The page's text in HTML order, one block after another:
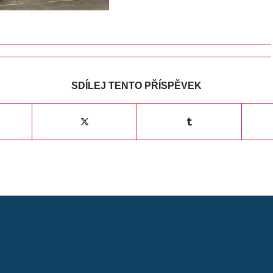
SDÍLEJ TENTO PŘÍSPĚVEK